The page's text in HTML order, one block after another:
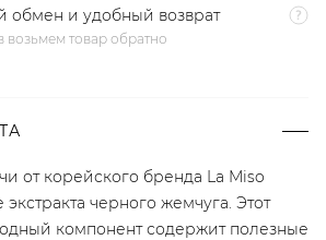
обмен и удобный возврат
возьмем товар обратно
от корейского бренда La Miso
черного жемчуга. Этот
компонент содержит полезные